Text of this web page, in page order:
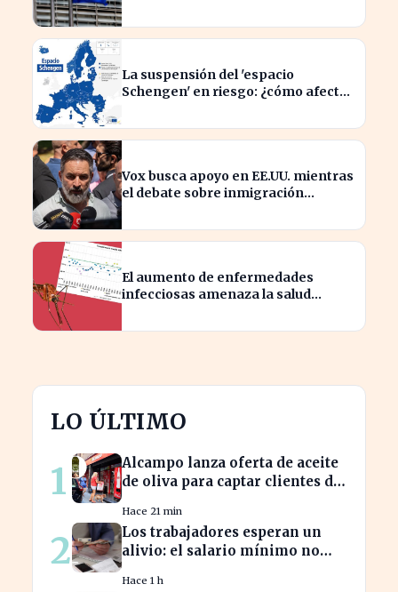
La suspensión del 'espacio
Schengen' en riesgo: ¿cómo afecta
Vox busca apoyo en EE.UU. mientras
el debate sobre inmigración
El aumento de enfermedades
infecciosas amenaza la salud
LO ÚLTIMO
1
Alcampo lanza oferta de aceite
de oliva para captar clientes de
Hace 21 min
2
Los trabajadores esperan un
alivio: el salario mínimo no
Hace 1 h